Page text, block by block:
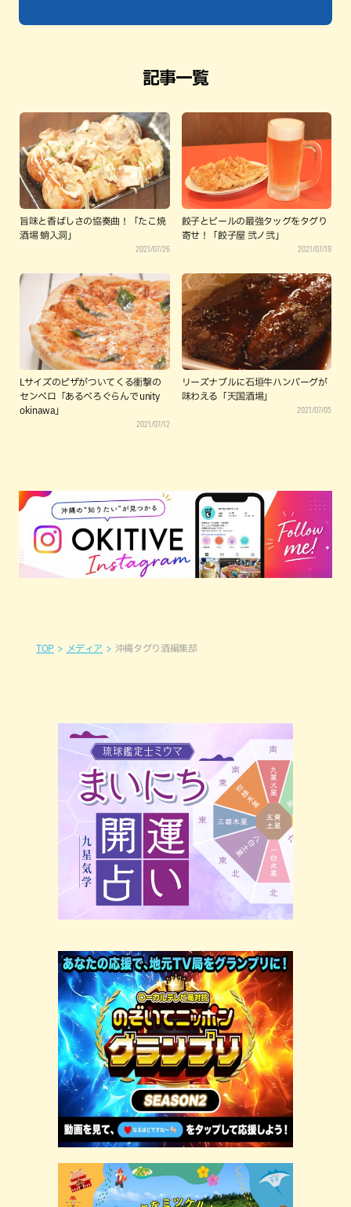
記事一覧
旨味と香ばしさの協奏曲！「たこ焼
酒場 蛸入洞」
2021/07/26
餃子とビールの最強タッグをタグり
寄せ！「餃子屋 弐ノ弐」
2021/07/19
Lサイズのピザがついてくる衝撃の
センベロ「あるべろぐらんで unity
okinawa」
2021/07/12
リーズナブルに石垣牛ハンバーグが
味わえる「天国酒場」
2021/07/05
TOP メディア 沖縄タグり酒編集部